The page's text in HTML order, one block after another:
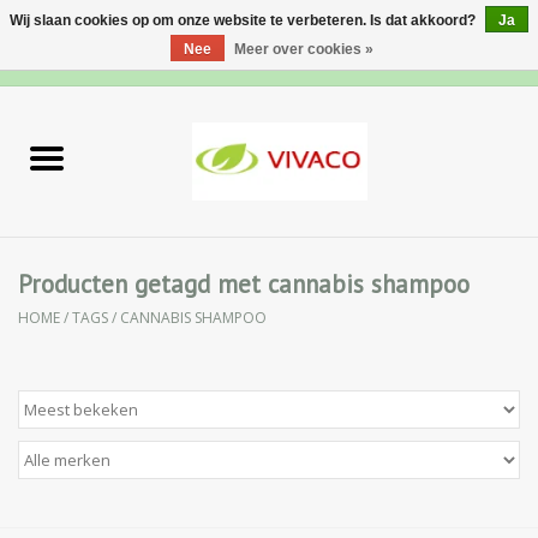
Lichaamsverzorging
Specialiteiten
Natuurlijke Kruiden
Apotheek
Producten getagd met cannabis shampoo
HOME/TAGS/ CANNABIS SHAMPOO
Wij slaan cookies op om onze website te verbeteren. Is dat akkoord?
Ja
Nee
Meer over cookies »